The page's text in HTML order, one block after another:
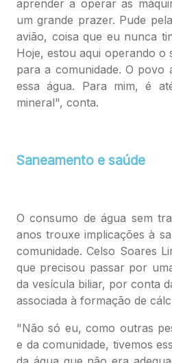
aprender a operar as
um grande prazer. Pude
avião, coisa que eu nunca
Hoje, estou aqui operando o
para a comunidade. O povo
essa água. Para mim, é
mineral", conta.
Saneamento e saúde
O consumo de água sem
anos trouxe implicações à
comunidade. Celso Soares
que precisou passar por
da vesícula biliar, por conta
associada à formação de
"Não só eu, como outras
e da comunidade, tivemos